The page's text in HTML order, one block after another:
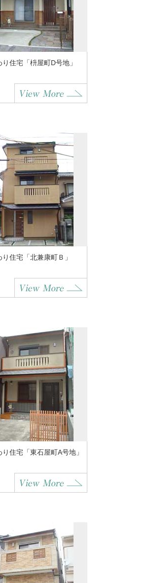
り住宅「枡屋町D号地」
り住宅「北兼康町Ｂ」
り住宅「東石屋町A号地」